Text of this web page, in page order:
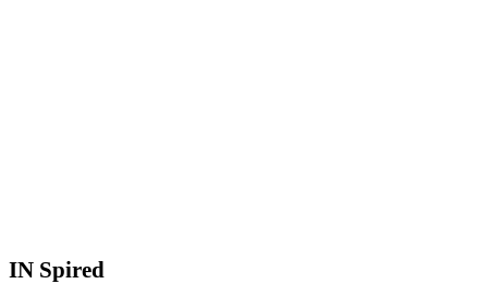
IN Spired